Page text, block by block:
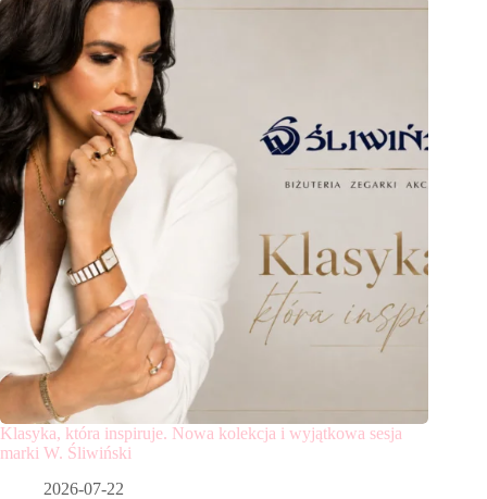
Klasyka, która inspiruje. Nowa kolekcja i wyjątkowa sesja
marki W. Śliwiński
2026-07-22